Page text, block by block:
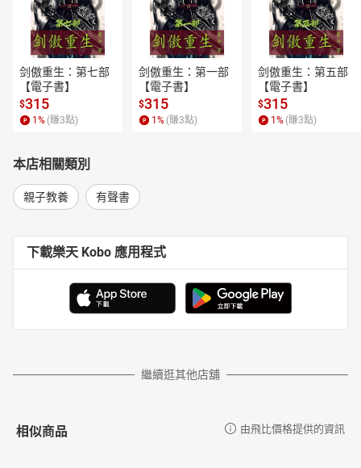
剑傲重生：第七部
【電子書】
$315
1 % (賺3點)
剑傲重生：第一部
【電子書】
$315
1 % (賺3點)
剑傲重生：第五部
【電子書】
$315
1 % (賺3點)
本店相關類別
親子教養 有聲書
下載樂天 Kobo 應用程式
繼續逛其他店舖
相似商品 由飛比價格提供的資訊